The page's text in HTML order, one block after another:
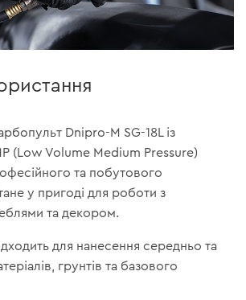
Dnipro-M SG-18L із
(Low Volume Medium Pressure)
та побутового
у пригоді для роботи з
та декором.
для нанесення середньо та
грунтів та базового